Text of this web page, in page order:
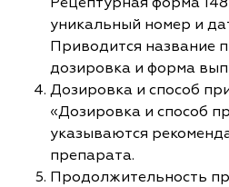
уникальный номер и
Приводится название
дозировка и форма
Дозировка и способ
«Дозировка и способ
указываются
препарата.
Продолжительность